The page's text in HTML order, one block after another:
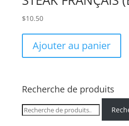
$10.50
Ajouter au panier
Recherche de produits
Recherche
pour :